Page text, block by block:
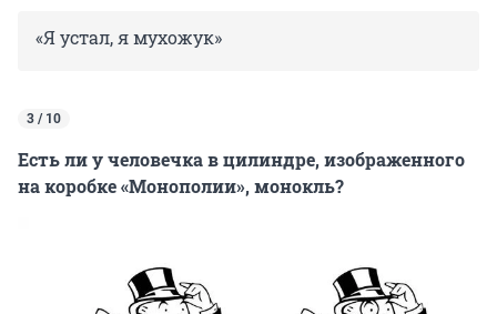
«Я устал, я мухожук»
3 / 10
Есть ли у человечка в цилиндре, изображенного
на коробке «Монополии», монокль?